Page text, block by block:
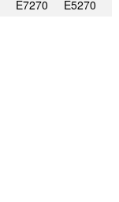
E7270
E5270